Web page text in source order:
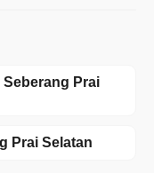
Prai
Prai Selatan